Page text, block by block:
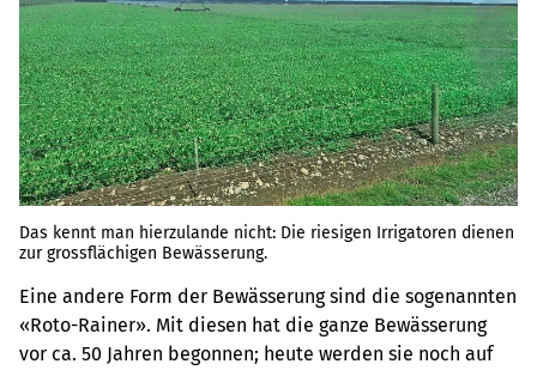
Das kennt man hierzulande nicht: Die riesigen Irrigatoren dienen
zur grossflächigen Bewässerung.
Eine andere Form der Bewässerung sind die sogenannten
«Roto-Rainer». Mit diesen hat die ganze Bewässerung
vor ca. 50 Jahren begonnen; heute werden sie noch auf